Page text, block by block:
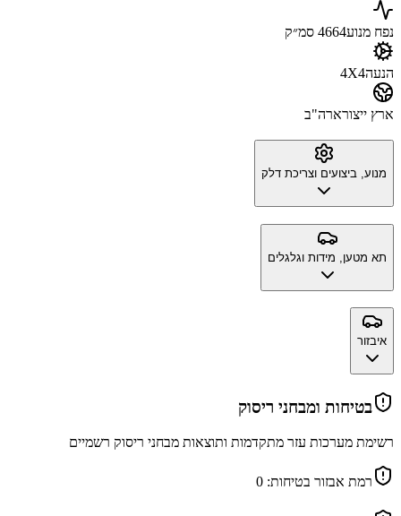
נפח מנוע4664 סמ״ק
הנעה4X4
ארץ ייצורארה"ב
מנוע, ביצועים וצריכת דלק
תא מטען, מידות וגלגלים
איבזור
בטיחות ומבחני ריסוק
רשימת מערכות עזר מתקדמות ותוצאות מבחני ריסוק רשמיים
רמת אבזור בטיחות: 0